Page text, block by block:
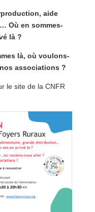
aide
Où en sommes-
là ?
là, où voulons-
associations ?
le site de la CNFR